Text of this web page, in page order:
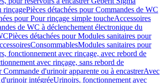
rinçagePièces détachées pour Commandes de WC
pour Pour rinçage simple toucheAccessoires
de WC à déclenchement électronique du
Pièces détachées pour Modules sanitaires pour
ConsommablesModules sanitaires pour
fonctionnement avec rinçage, avec rebord de
avec rinçage, sans rebord de
Commande d'urinoir apparente ou à encastrerAvec
d'urinoir intégréeUrinoirs, fonctionnement avec